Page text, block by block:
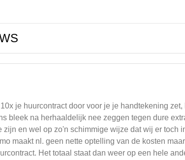
je huurcontract door voor je je handtekening
bleek na herhaaldelijk nee zeggen tegen dure
zijn en wel op zo'n schimmige wijze dat wij er toch
maakt nl. geen nette optelling van de kosten
Het totaal staat dan weer op een hele